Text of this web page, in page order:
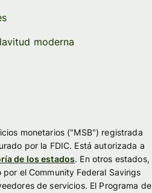
moderna
monetarios ("MSB") registrada
por la FDIC. Está autorizada a
de los estados. En otros estados,
el Community Federal Savings
de servicios. El Programa de